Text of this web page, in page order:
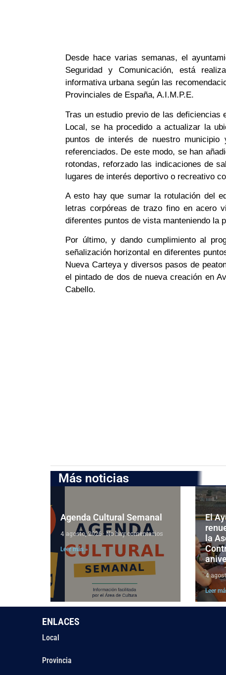
Desde hace varias semanas, el
Seguridad y Comunicación, está
informativa urbana según las
Provinciales de España, A.I.M.P.E.
Tras un estudio previo de las deficiencias
Local, se ha procedido a actualizar la
puntos de interés de nuestro
referenciados. De este modo, se han
rotondas, reforzado las indicaciones de
lugares de interés deportivo o recreativo
A esto hay que sumar la rotulación del
letras corpóreas de trazo fino en acero
diferentes puntos de vista manteniendo la
Por último, y dando cumplimiento al
señalización horizontal en diferentes
Nueva Carteya y diversos pasos de
el pintado de dos de nueva creación en
Cabello.
Más noticias
Agenda Cultural Semanal
4 agosto, 2026 No hay comentarios
Leer más »
El
la
4
Leer
ENLACES
Local
Provincia